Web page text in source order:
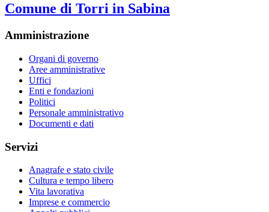
Comune di Torri in Sabina
Amministrazione
Organi di governo
Aree amministrative
Uffici
Enti e fondazioni
Politici
Personale amministrativo
Documenti e dati
Servizi
Anagrafe e stato civile
Cultura e tempo libero
Vita lavorativa
Imprese e commercio